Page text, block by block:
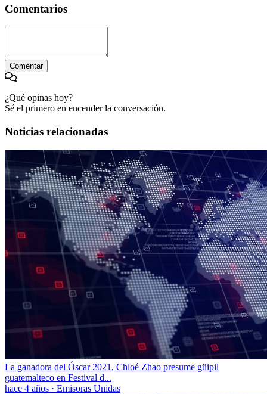
Comentarios
Comentar
¿Qué opinas hoy?
Sé el primero en encender la conversación.
Noticias relacionadas
La ganadora del Óscar 2021, Chloé Zhao presume güipil
guatemalteco en Festival d...
hace 4 años · Emisoras Unidas